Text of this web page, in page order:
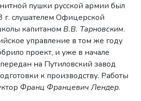
пушки русской армии был
г. слушателем Офицерской
капитаном В.В. Тарновским.
управление в том же году
проект, и уже в начале
на Путиловский завод
к производству. Работы
Франц Францевич Лендер.